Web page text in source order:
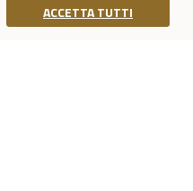
ACCETTA TUTTI